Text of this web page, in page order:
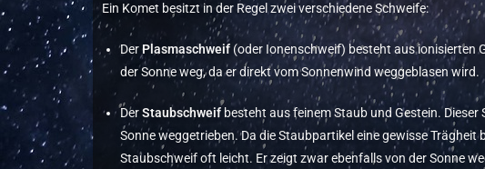
Ein Komet besitzt in der Regel zwei verschiedene Schweife:
DerPlasmaschweif (oder Ionenschweif) besteht aus ionisierten
der Sonne weg, da er direkt vom Sonnenwind weggeblasen wird.
DerStaubschweif besteht aus feinem Staub und Gestein.
Sonne weggetrieben. Da die Staubpartikel eine gewisse
Staubschweif oft leicht. Er zeigt zwar ebenfalls von der Sonne